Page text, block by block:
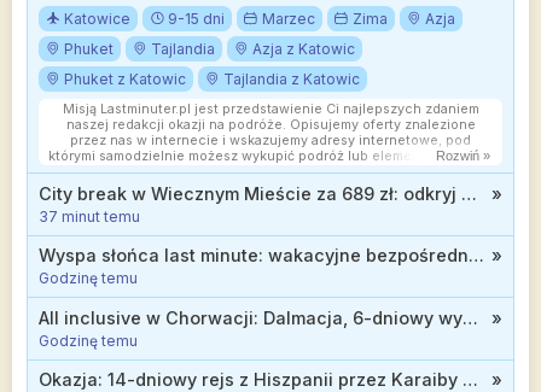
Katowice 9-15 dni Marzec Zima
Azja
Phuket
Tajlandia
Azja z Katowic
Phuket z Katowic
Tajlandia z Katowic
Misją Lastminuter.pl jest przedstawienie Ci najlepszych zdaniem
naszej redakcji okazji na podróże. Opisujemy oferty znalezione
przez nas w internecie i wskazujemy adresy internetowe, pod
którymi samodzielnie możesz wykupić podróż lub elementy podróży.
Ceny w artykułach są aktualne w chwili publikacji. Możemy
otrzymywać wynagrodzenie od partnerów handlowych, do których
Cię przekierowujemy. Nie ma to wpływu na cenę Twojej wycieczki.
Rozwiń »
City break w Wiecznym Mieście za 689 zł: odkryj atrakcje Rzymu w trakcie jesiennej wycieczki »
37 minut temu
Wyspa słońca last minute: wakacyjne bezpośrednie loty na Rodos z dużym bagażem za 299 zł »
Godzinę temu
All inclusive w Chorwacji: Dalmacja, 6-dniowy wypoczynek przy plaży od 1494 zł »
Godzinę temu
Okazja: 14-dniowy rejs z Hiszpanii przez Karaiby do USA od 3568 zł. W cenie loty z Polski! »